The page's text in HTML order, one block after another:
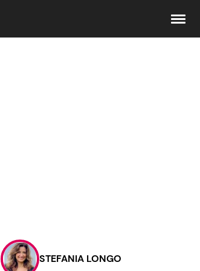
Contattaci
PubblicitàSTEFANIA LONGO